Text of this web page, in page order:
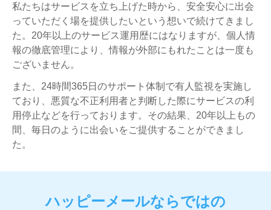
私たちはサービスを立ち上げた時から、安全安心に出会
っていただく場を提供したいという想いで続けてきまし
た。20年以上のサービス運用歴にはなりますが、個人情
報の徹底管理により、情報が外部にもれたことは一度も
ございません。
また、24時間365日のサポート体制で有人監視を実施し
ており、悪質な不正利用者と判断した際にサービスの利
用停止などを行っております。その結果、20年以上もの
間、毎日のように出会いをご提供することができまし
た。
ハッピーメールならではの